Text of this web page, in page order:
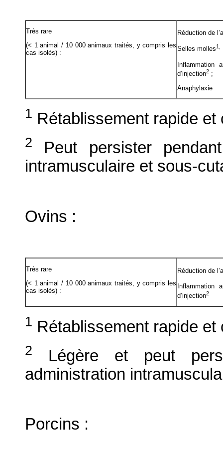
Très rare
(< 1 animal / 10 000 animaux traités, y compris les
cas isolés) :
Réduction de
Selles molles1,
Inflammation
d’injection2 ;
Anaphylaxie
1 Rétablissement rapide et
2
Peut persister
intramusculaire et sous-
Ovins :
Très rare
(< 1 animal / 10 000 animaux traités, y compris les
cas isolés) :
Réduction de
Inflammation
d’injection2
1 Rétablissement rapide et
2
Légère et peut
administration
Porcins :